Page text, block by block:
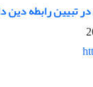
تبیین رابطه